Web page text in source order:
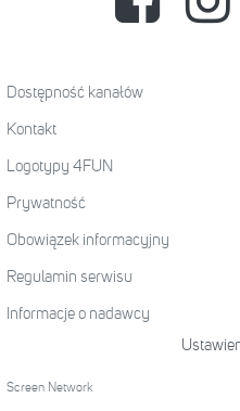
Dostępność kanałów
Kontakt
Logotypy 4FUN
Prywatność
Obowiązek informacyjny
Regulamin serwisu
Informacje o nadawcy
Screen Network